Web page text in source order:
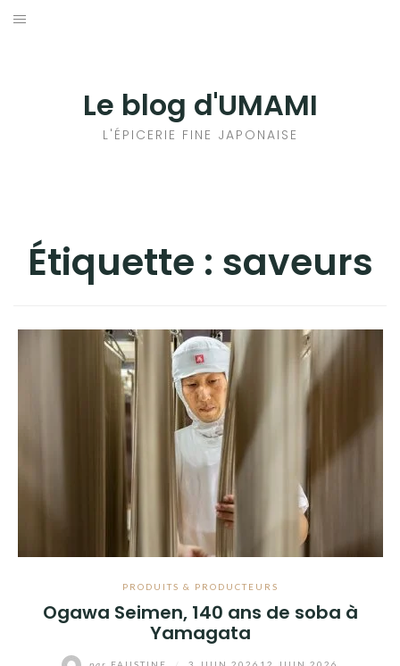
Aller
Le blog d'UMAMI
L'ÉPICERIE FINE JAPONAISE
Étiquette : saveurs
PRODUITS & PRODUCTEURS
Ogawa Seimen, 140 ans de soba à
Yamagata
par FAUSTINE 3 JUIN 2026 12 JUIN 2026